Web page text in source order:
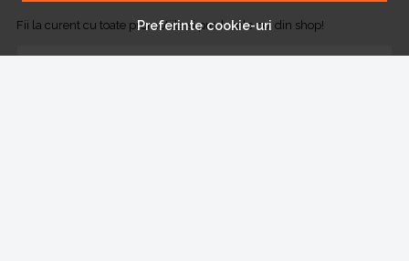
Preferinte cookie-uri
Fii la curent cu toate promotiile si produsele noi din shop!